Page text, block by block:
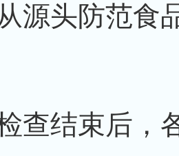
源头防范食
结束后，